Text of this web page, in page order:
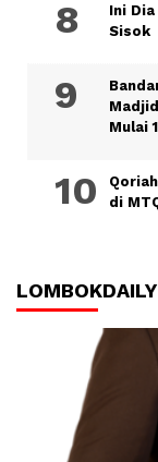
Ini
Sisok
Mulai
di